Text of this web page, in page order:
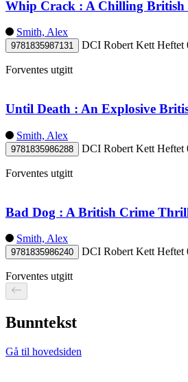
Whip Crack : A Chilling
Smith, Alex
9781835987131 DCI Robert Kett Heftet
Forventes utgitt
Until Death : An Explosive
Smith, Alex
9781835986288 DCI Robert Kett Heftet
Forventes utgitt
Bad Dog : A British Crime
Smith, Alex
9781835986240 DCI Robert Kett Heftet
Forventes utgitt
Bunntekst
Gå til hovedsiden